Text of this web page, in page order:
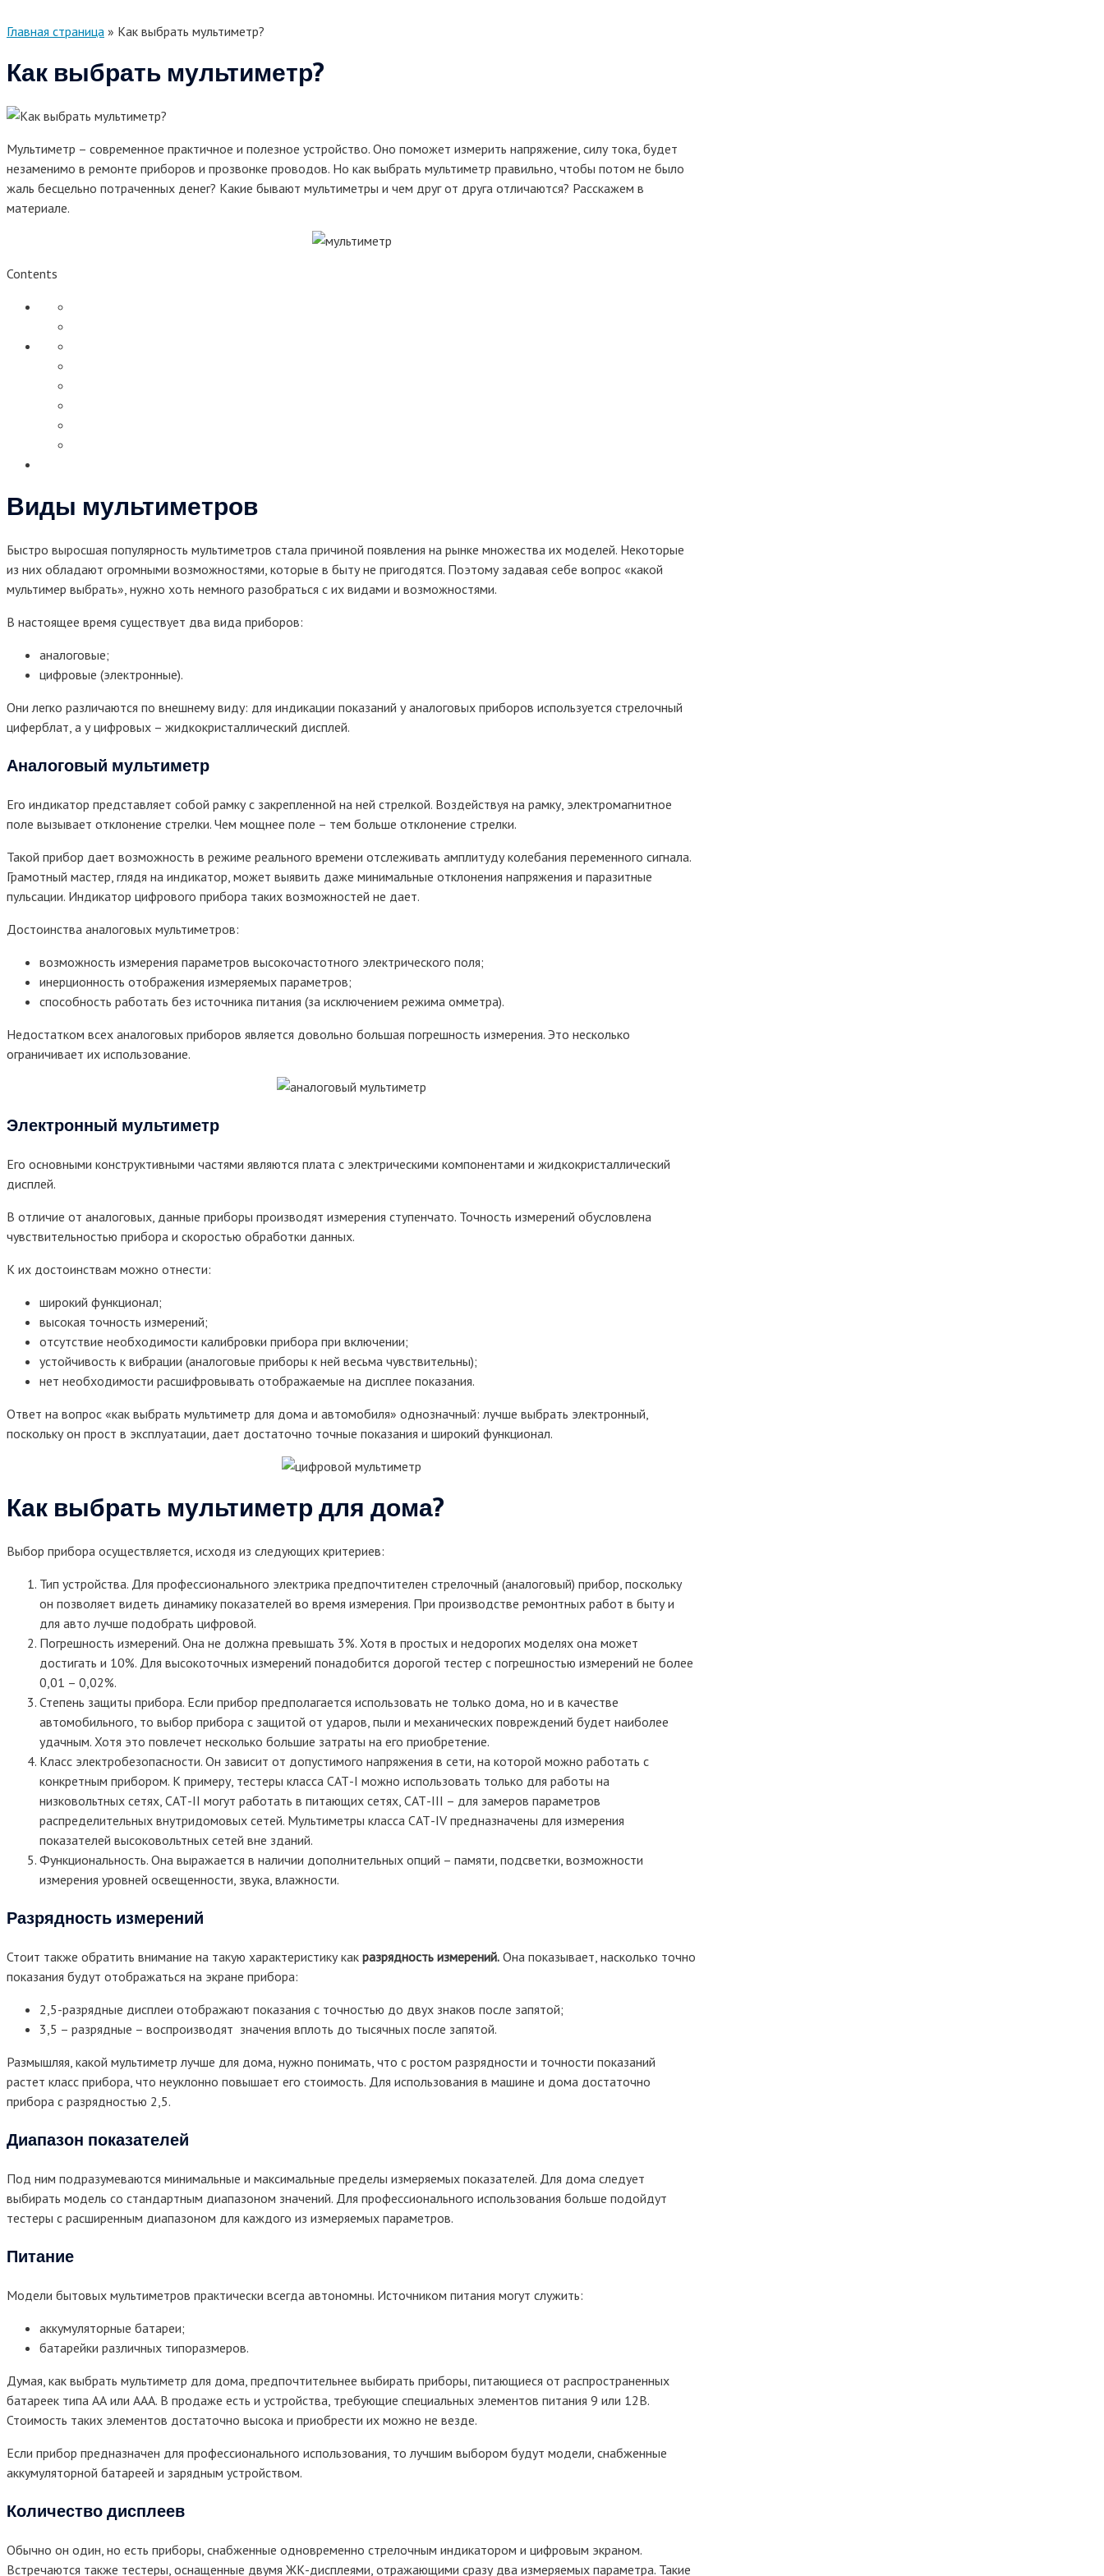
Главная страница » Как выбрать мультиметр?
Как выбрать мультиметр?
Мультиметр – современное практичное и полезное устройство. Оно поможет измерить напряжение, силу тока, будет
незаменимо в ремонте приборов и прозвонке проводов. Но как выбрать мультиметр правильно, чтобы потом не было
жаль бесцельно потраченных денег? Какие бывают мультиметры и чем друг от друга отличаются? Расскажем в
материале.
Contents
Виды мультиметров
Быстро выросшая популярность мультиметров стала причиной появления на рынке множества их моделей. Некоторые
из них обладают огромными возможностями, которые в быту не пригодятся. Поэтому задавая себе вопрос «какой
мультимер выбрать», нужно хоть немного разобраться с их видами и возможностями.
В настоящее время существует два вида приборов:
аналоговые;
цифровые (электронные).
Они легко различаются по внешнему виду: для индикации показаний у аналоговых приборов используется стрелочный
циферблат, а у цифровых – жидкокристаллический дисплей.
Аналоговый мультиметр
Его индикатор представляет собой рамку с закрепленной на ней стрелкой. Воздействуя на рамку, электромагнитное
поле вызывает отклонение стрелки. Чем мощнее поле – тем больше отклонение стрелки.
Такой прибор дает возможность в режиме реального времени отслеживать амплитуду колебания переменного сигнала.
Грамотный мастер, глядя на индикатор, может выявить даже минимальные отклонения напряжения и паразитные
пульсации. Индикатор цифрового прибора таких возможностей не дает.
Достоинства аналоговых мультиметров:
возможность измерения параметров высокочастотного электрического поля;
инерционность отображения измеряемых параметров;
способность работать без источника питания (за исключением режима омметра).
Недостатком всех аналоговых приборов является довольно большая погрешность измерения. Это несколько
ограничивает их использование.
Электронный мультиметр
Его основными конструктивными частями являются плата с электрическими компонентами и жидкокристаллический
дисплей.
В отличие от аналоговых, данные приборы производят измерения ступенчато. Точность измерений обусловлена
чувствительностью прибора и скоростью обработки данных.
К их достоинствам можно отнести:
широкий функционал;
высокая точность измерений;
отсутствие необходимости калибровки прибора при включении;
устойчивость к вибрации (аналоговые приборы к ней весьма чувствительны);
нет необходимости расшифровывать отображаемые на дисплее показания.
Ответ на вопрос «как выбрать мультиметр для дома и автомобиля» однозначный: лучше выбрать электронный,
поскольку он прост в эксплуатации, дает достаточно точные показания и широкий функционал.
Как выбрать мультиметр для дома?
Выбор прибора осуществляется, исходя из следующих критериев:
Тип устройства. Для профессионального электрика предпочтителен стрелочный (аналоговый) прибор, поскольку
он позволяет видеть динамику показателей во время измерения. При производстве ремонтных работ в быту и
для авто лучше подобрать цифровой.
Погрешность измерений. Она не должна превышать 3%. Хотя в простых и недорогих моделях она может
достигать и 10%. Для высокоточных измерений понадобится дорогой тестер с погрешностью измерений не более
0,01 – 0,02%.
Степень защиты прибора. Если прибор предполагается использовать не только дома, но и в качестве
автомобильного, то выбор прибора с защитой от ударов, пыли и механических повреждений будет наиболее
удачным. Хотя это повлечет несколько большие затраты на его приобретение.
Класс электробезопасности. Он зависит от допустимого напряжения в сети, на которой можно работать с
конкретным прибором. К примеру, тестеры класса САТ-I можно использовать только для работы на
низковольтных сетях, САТ-II могут работать в питающих сетях, САТ-III – для замеров параметров
распределительных внутридомовых сетей. Мультиметры класса САТ-IV предназначены для измерения
показателей высоковольтных сетей вне зданий.
Функциональность. Она выражается в наличии дополнительных опций – памяти, подсветки, возможности
измерения уровней освещенности, звука, влажности.
Разрядность измерений
Стоит также обратить внимание на такую характеристику как разрядность измерений. Она показывает, насколько точно
показания будут отображаться на экране прибора:
2,5-разрядные дисплеи отображают показания с точностью до двух знаков после запятой;
3,5 – разрядные – воспроизводят значения вплоть до тысячных после запятой.
Размышляя, какой мультиметр лучше для дома, нужно понимать, что с ростом разрядности и точности показаний
растет класс прибора, что неуклонно повышает его стоимость. Для использования в машине и дома достаточно
прибора с разрядностью 2,5.
Диапазон показателей
Под ним подразумеваются минимальные и максимальные пределы измеряемых показателей. Для дома следует
выбирать модель со стандартным диапазоном значений. Для профессионального использования больше подойдут
тестеры с расширенным диапазоном для каждого из измеряемых параметров.
Питание
Модели бытовых мультиметров практически всегда автономны. Источником питания могут служить:
аккумуляторные батареи;
батарейки различных типоразмеров.
Думая, как выбрать мультиметр для дома, предпочтительнее выбирать приборы, питающиеся от распространенных
батареек типа АА или ААА. В продаже есть и устройства, требующие специальных элементов питания 9 или 12В.
Стоимость таких элементов достаточно высока и приобрести их можно не везде.
Если прибор предназначен для профессионального использования, то лучшим выбором будут модели, снабженные
аккумуляторной батареей и зарядным устройством.
Количество дисплеев
Обычно он один, но есть приборы, снабженные одновременно стрелочным индикатором и цифровым экраном.
Встречаются также тестеры, оснащенные двумя ЖК-дисплеями, отражающими сразу два измеряемых параметра. Такие